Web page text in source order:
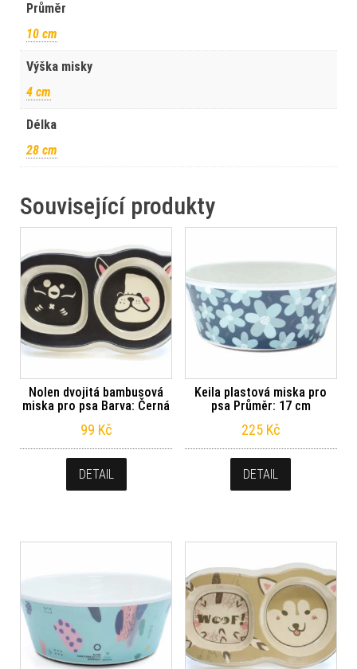
Průměr
10 cm
Výška misky
4 cm
Délka
28 cm
Související produkty
Nolen dvojitá bambusová
miska pro psa Barva: Černá
99 Kč
DETAIL
Keila plastová miska pro
psa Průměr: 17 cm
225 Kč
DETAIL